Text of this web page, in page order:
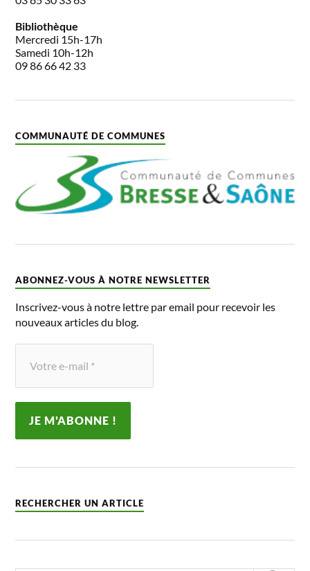
Bibliothèque
Mercredi 15h-17h
Samedi 10h-12h
09 86 66 42 33
COMMUNAUTÉ DE COMMUNES
ABONNEZ-VOUS À NOTRE NEWSLETTER
Inscrivez-vous à notre lettre par email pour recevoir les
nouveaux articles du blog.
RECHERCHER UN ARTICLE